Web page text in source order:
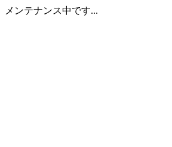
メンテナンス中です...